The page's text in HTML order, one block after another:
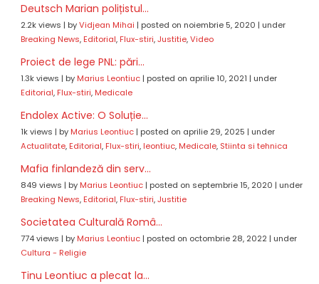
Deutsch Marian polițistul...
2.2k views | byVidjean Mihai | posted on noiembrie 5, 2020 | under
Breaking News, Editorial, Flux-stiri,Justitie,Video
Proiect de lege PNL: pări...
1.3k views | by Marius Leontiuc| posted on aprilie 10, 2021 | under
Editorial, Flux-stiri, Medicale
Endolex Active: O Soluție...
1k views | by Marius Leontiuc| posted on aprilie 29, 2025 | under
Actualitate, Editorial, Flux-stiri, leontiuc, Medicale, Stiinta si tehnica
Mafia finlandeză din serv...
849 views | by Marius Leontiuc| posted on septembrie 15, 2020 | under
Breaking News, Editorial, Flux-stiri,Justitie
Societatea Culturală Româ...
774 views | by Marius Leontiuc| posted on octombrie 28, 2022| under
Cultura - Religie
Tinu Leontiuc a plecat la...